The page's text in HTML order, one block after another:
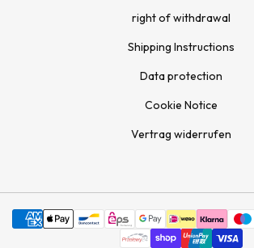
right of withdrawal
Shipping Instructions
Data protection
Cookie Notice
Vertrag widerrufen